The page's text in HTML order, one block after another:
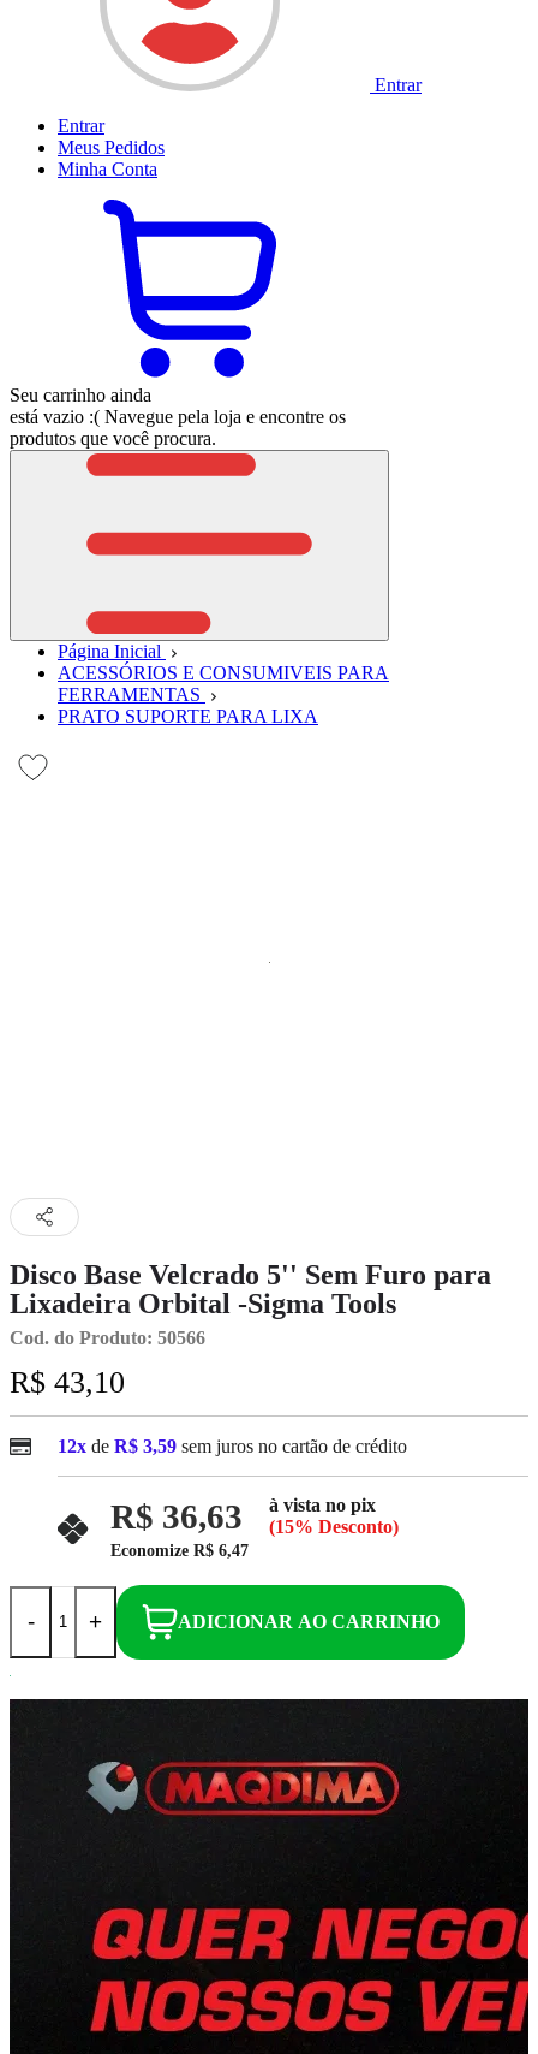
Entrar
Entrar
Meus Pedidos
Minha Conta
Seu carrinho ainda
está vazio :( Navegue pela loja e encontre os
produtos que você procura.
Página Inicial
ACESSÓRIOS E CONSUMIVEIS PARA
FERRAMENTAS
PRATO SUPORTE PARA LIXA
Disco Base Velcrado 5'' Sem Furo para
Lixadeira Orbital -Sigma Tools
Cod. do Produto: 50566
R$ 43,10
12x de R$ 3,59 sem juros no cartão de crédito
R$ 36,63
à vista no pix
(15% Desconto)
Economize R$ 6,47
- + ADICIONAR AO CARRINHO